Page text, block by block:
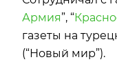
Армия”, “
газеты на
(“Новый мир”).